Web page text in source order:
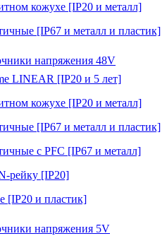
кожухе [IP20 и металл]
[IP67 и металл и пластик]
напряжения 48V
LINEAR [IP20 и 5 лет]
кожухе [IP20 и металл]
[IP67 и металл и пластик]
с PFC [IP67 и металл]
рейку [IP20]
[IP20 и пластик]
напряжения 5V